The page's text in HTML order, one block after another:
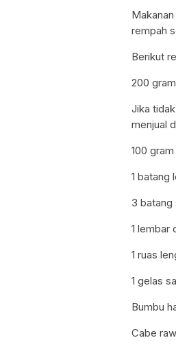
rempah
Berikut
200
Jika
menjual
100
1 batang
3 batang
1 lembar
1 ruas
1 gelas
Bumbu
Cabe